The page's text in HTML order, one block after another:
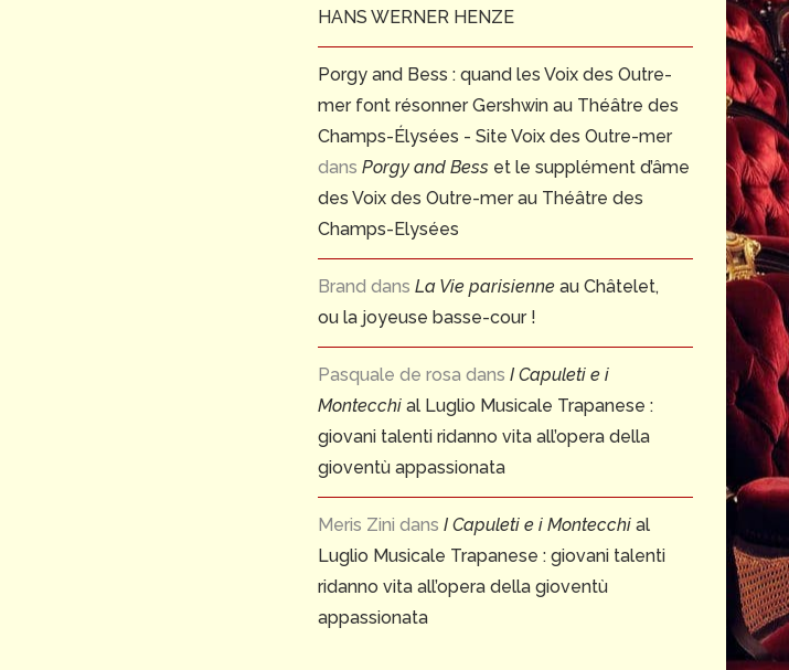
HANS WERNER HENZE
Porgy and Bess : quand les Voix des Outre-
mer font résonner Gershwin au Théâtre des
Champs-Élysées - Site Voix des Outre-mer
dans Porgy and Bess et le supplément d’âme
des Voix des Outre-mer au Théâtre des
Champs-Elysées
Brand dans La Vie parisienne au Châtelet,
ou la joyeuse basse-cour !
Pasquale de rosa dans I Capuleti e i
Montecchi al Luglio Musicale Trapanese :
giovani talenti ridanno vita all’opera della
gioventù appassionata
Meris Zini dans I Capuleti e i Montecchi al
Luglio Musicale Trapanese : giovani talenti
ridanno vita all’opera della gioventù
appassionata